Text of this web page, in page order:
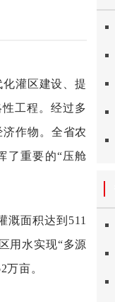
灌区建设、提
工程。经过多
作物。全省农
了重要的“压舱
溉面积达到511
用水实现“多源
亩。